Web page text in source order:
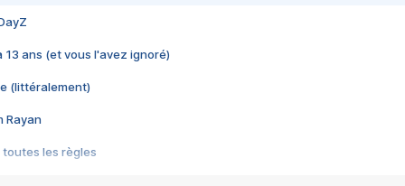
13 ans (et vous l'avez ignoré)
(littéralement)
Rayan
toutes les règles